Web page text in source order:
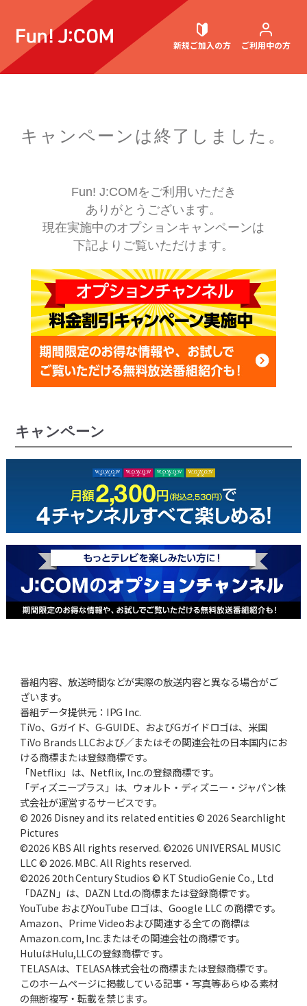
新規ご加入の方 ご利用中の方
お困りごと解決・よくあるご質問
ウェブメール マガジン
キャンペーンは終了しました。
Fun! J:COMをご利用いただき
ありがとうございます。
現在実施中のオプションキャンペーンは
下記よりご覧いただけます。
キャンペーン
番組内容、放送時間などが実際の放送内容と異なる場合がご
ざいます。
番組データ提供元：IPG Inc.
TiVo、Gガイド、G-GUIDE、およびGガイドロゴは、米国
TiVo Brands LLCおよび／またはその関連会社の日本国内にお
ける商標または登録商標です。
「Netflix」は、Netflix, Inc.の登録商標です。
「ディズニープラス」は、ウォルト・ディズニー・ジャパン株
式会社が運営するサービスです。
© 2026 Disney and its related entities © 2026 Searchlight
Pictures
©2026 KBS All rights reserved. ©2026 UNIVERSAL MUSIC
LLC © 2026. MBC. All Rights reserved.
©2026 20th Century Studios © KT StudioGenie Co., Ltd
「DAZN」は、DAZN Ltd.の商標または登録商標です。
YouTube およびYouTube ロゴは、Google LLC の商標です。
Amazon、Prime Videoおよび関連する全ての商標は
Amazon.com, Inc.またはその関連会社の商標です。
HuluはHulu,LLCの登録商標です。
TELASAは、TELASA株式会社の商標または登録商標です。
このホームページに掲載している記事・写真等あらゆる素材
の無断複写・転載を禁じます。